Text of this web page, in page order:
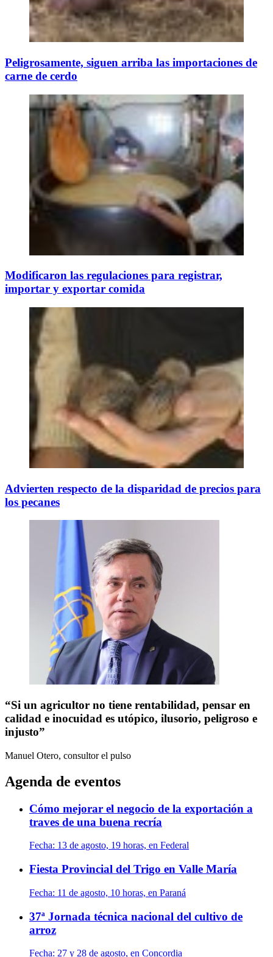
Peligrosamente, siguen arriba las importaciones de
carne de cerdo
Modificaron las regulaciones para registrar,
importar y exportar comida
Advierten respecto de la disparidad de precios para
los pecanes
“Si un agricultor no tiene rentabilidad, pensar en
calidad e inocuidad es utópico, ilusorio, peligroso e
injusto”
Manuel Otero, consultor el pulso
Agenda de eventos
Cómo mejorar el negocio de la exportación a
traves de una buena recría
Fecha: 13 de agosto, 19 horas, en Federal
Fiesta Provincial del Trigo en Valle María
Fecha: 11 de agosto, 10 horas, en Paraná
37ª Jornada técnica nacional del cultivo de
arroz
Fecha: 27 y 28 de agosto, en Concordia